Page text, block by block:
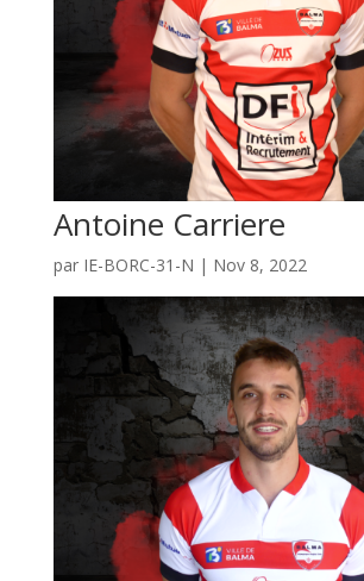
Antoine Carriere
par IE-BORC-31-N | Nov 8, 2022